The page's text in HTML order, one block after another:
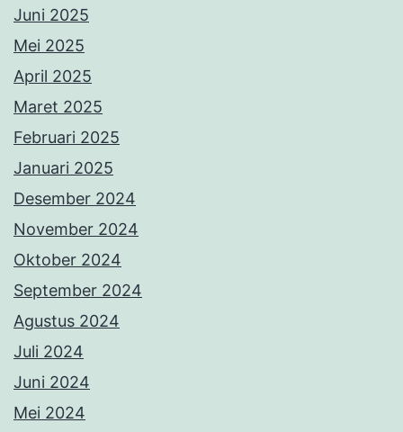
Juni 2025
Mei 2025
April 2025
Maret 2025
Februari 2025
Januari 2025
Desember 2024
November 2024
Oktober 2024
September 2024
Agustus 2024
Juli 2024
Juni 2024
Mei 2024